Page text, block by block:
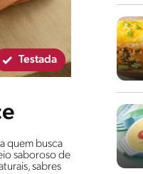
Testada
quem busca
saboroso de
sabres